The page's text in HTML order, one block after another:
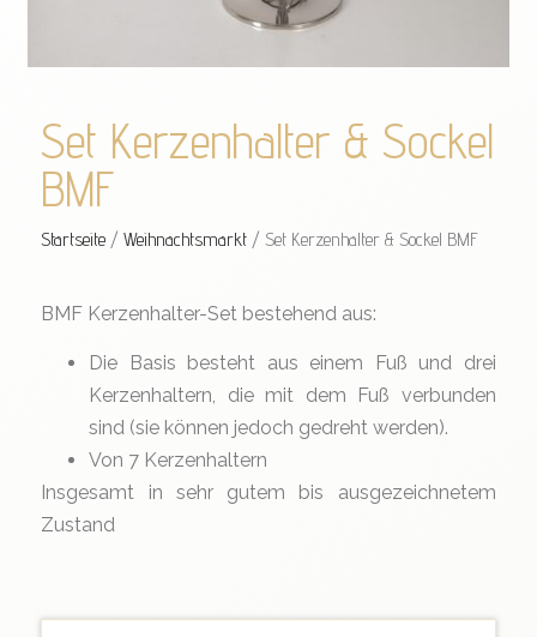
Set Kerzenhalter & Sockel
BMF
Startseite /Weihnachtsmarkt / Set Kerzenhalter & Sockel BMF
BMF Kerzenhalter-Set bestehend aus:
Die Basis besteht aus einem Fuß und drei
Kerzenhaltern, die mit dem Fuß verbunden
sind (sie können jedoch gedreht werden).
Von 7 Kerzenhaltern
Insgesamt in sehr gutem bis ausgezeichnetem
Zustand